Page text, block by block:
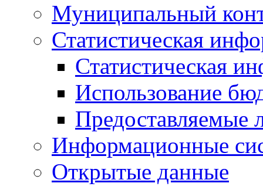
Муниципальный
Статистическая
Статистическая
Использование
Предоставляемые
Информационные
Открытые данные